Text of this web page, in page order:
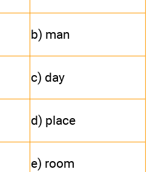
b) man
c) day
d) place
e) room